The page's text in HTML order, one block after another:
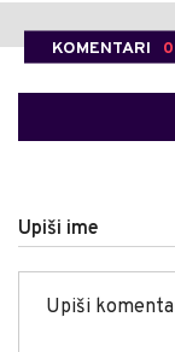
KOMENTARI 0
Upiši ime